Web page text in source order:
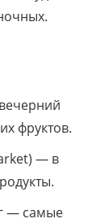
фруктов.
— в
— самые